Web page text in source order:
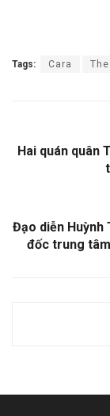
Tags: Cara
Hai quán quân
Đạo diễn Huỳnh
đốc trung